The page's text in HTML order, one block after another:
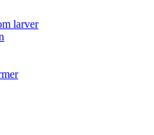
larver